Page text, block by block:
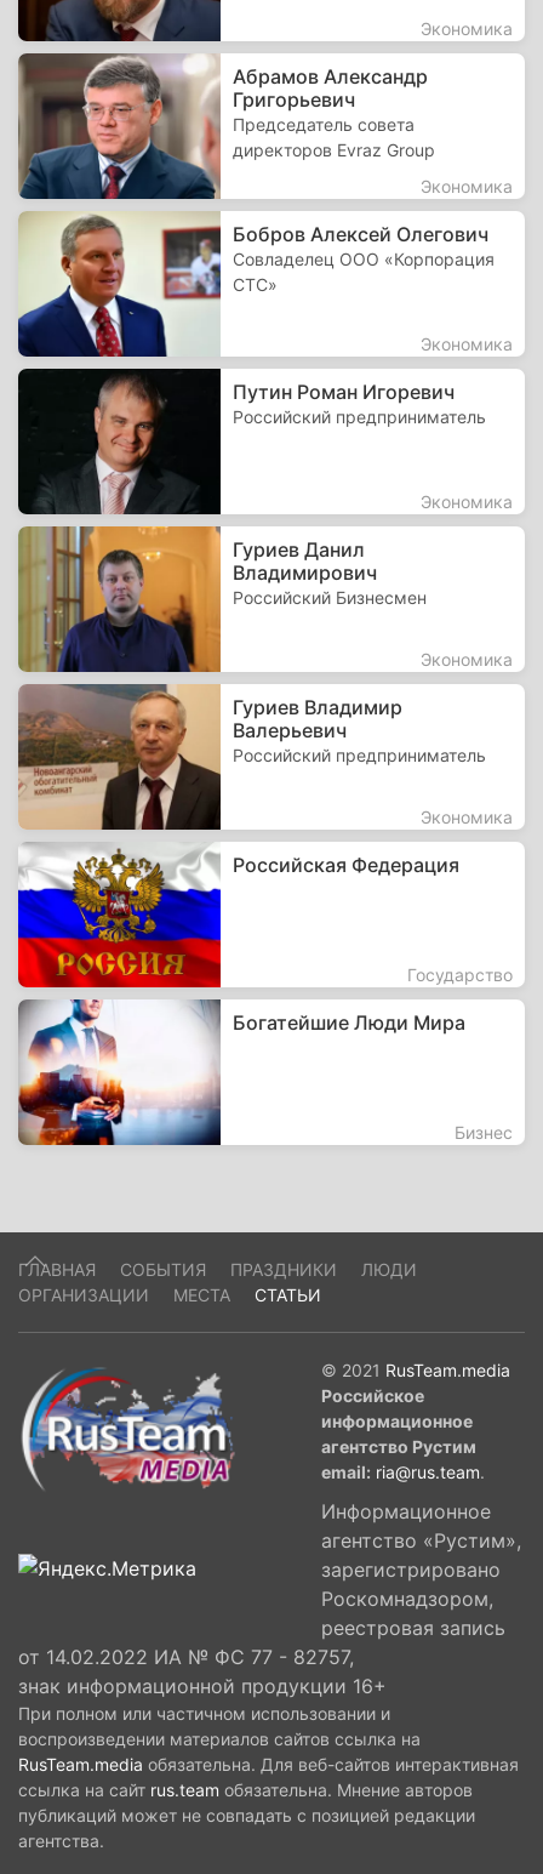
Экономика
Абрамов Александр
Григорьевич
Председатель совета
директоров Evraz Group
Экономика
Бобров Алексей Олегович
Совладелец ООО «Корпорация
СТС»
Экономика
Путин Роман Игоревич
Российский предприниматель
Экономика
Гуриев Данил
Владимирович
Российский Бизнесмен
Экономика
Гуриев Владимир
Валерьевич
Российский предприниматель
Экономика
Российская Федерация
Государство
Богатейшие Люди Мира
Бизнес
ГЛАВНАЯ СОБЫТИЯ ПРАЗДНИКИ
ЛЮДИ
ОРГАНИЗАЦИИ
МЕСТА СТАТЬИ
© 2021 RusTeam.media
Российское
информационное
агентство Рустим
email: ria@rus.team.
Информационное
агентство «Рустим»,
зарегистрировано
Роскомнадзором,
реестровая запись
от 14.02.2022 ИА № ФС 77 - 82757,
знак информационной продукции 16+
При полном или частичном использовании и
воспроизведении материалов сайтов ссылка на
RusTeam.media обязательна. Для веб-сайтов интерактивная
ссылка на сайт rus.team обязательна. Мнение авторов
публикаций может не совпадать с позицией редакции
агентства.